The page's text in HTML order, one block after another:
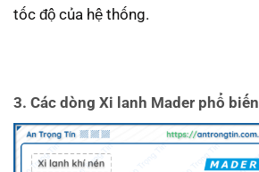
tốc độ của hệ thống.
3. Các dòng Xi lanh Mader phổ biến